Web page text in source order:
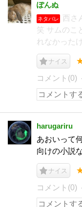
ぽんぬ
ネタバレ
西さ
笑 サムのこ
れなかった
ナイス
コメント(0)
harugariru
あおいって
向けの小説
ナイス
コメント(0)